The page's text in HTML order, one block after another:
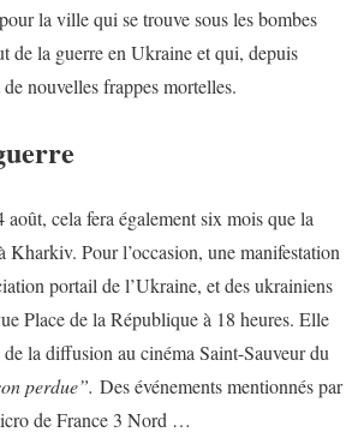
la ville qui se trouve sous les bombes
de la guerre en Ukraine et qui, depuis
nouvelles frappes mortelles.
cela fera également six mois que la
Kharkiv. Pour l’occasion, une manifestation
portail de l’Ukraine, et des ukrainiens
Place de la République à 18 heures. Elle
la diffusion au cinéma Saint-Sauveur du
perdue”. Des événements mentionnés par
de France 3 Nord …